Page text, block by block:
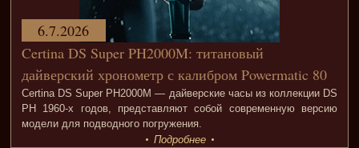
Certina DS Super PH2000M: титановый
дайверский хронометр с калибром Powermatic 80
Certina DS Super PH2000M — дайверские часы из коллекции DS
PH 1960-х годов, представляют собой современную версию
модели для подводного погружения.
6.7.2026
Подробнее